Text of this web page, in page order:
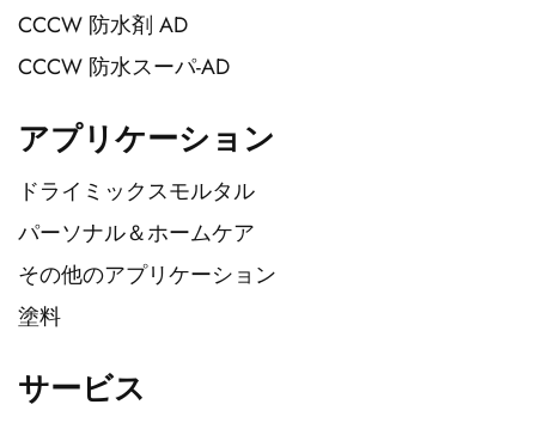
CCCW 防水剤 AD
CCCW 防水スーパ-AD
アプリケーション
ドライミックスモルタル
パーソナル＆ホームケア
その他のアプリケーション
塗料
サービス